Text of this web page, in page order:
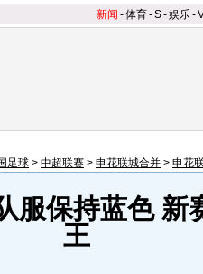
新闻 -体育-S-娱乐-
足球 > 中超联赛 > 申花联城合并 > 申花
服保持蓝色 新
王